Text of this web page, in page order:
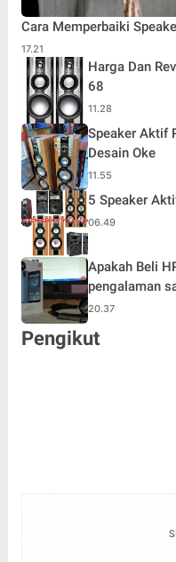
Cara Memperbaiki
17.21
Harga Dan
68
11.28
Speaker Aktif Polytron PAS 79,Fitur Komplit
Desain Oke
11.55
5 Speaker
06.49
Apakah Beli
pengalaman
20.37
Pengikut